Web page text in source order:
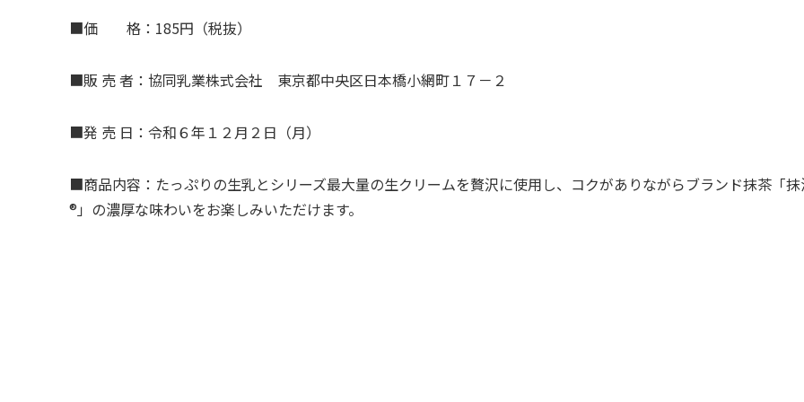
■価 格： 185円（税抜）
■販 売 者：協同乳業株式会社 東京都中央区日本橋小網町１７－２
■発 売 日：令和６年１２月２日（月）
■商品内容：たっぷりの生乳とシリーズ最大量の生クリームを贅沢に使用し、コクがありながらブランド抹茶「
® 」の濃厚な味わいをお楽しみいただけます。